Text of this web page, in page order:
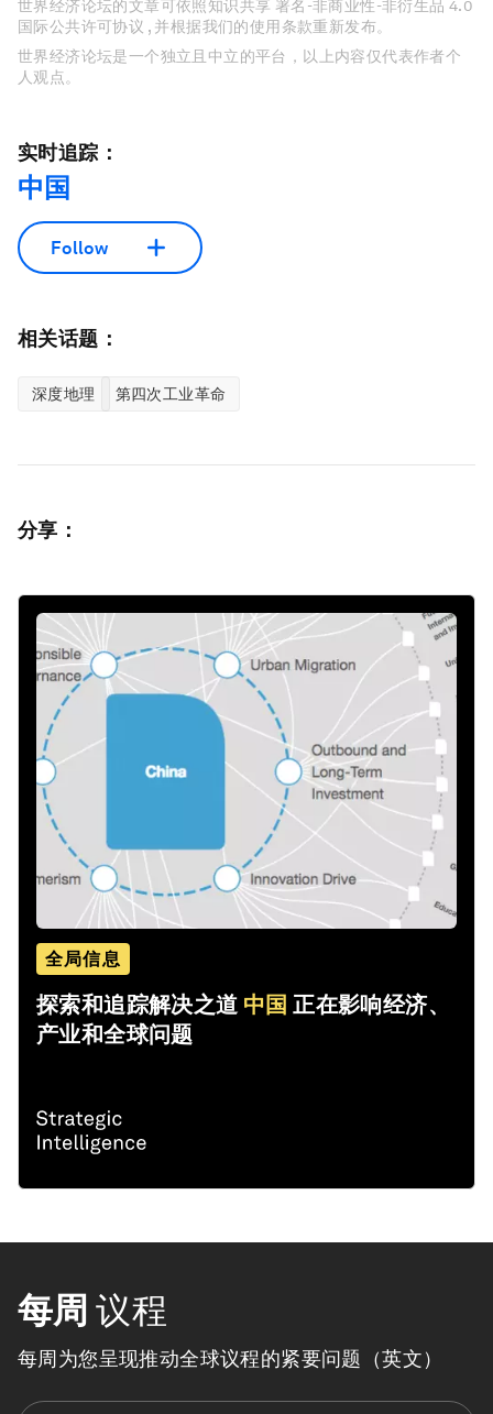
世界经济论坛的文章可依照知识共享 署名-非商业性-非衍生品 4.0
国际公共许可协议 , 并根据我们的使用条款重新发布。
世界经济论坛是一个独立且中立的平台，以上内容仅代表作者个
人观点。
实时追踪：
中国
Follow
相关话题：
深度地理 第四次工业革命
分享：
全局信息
探索和追踪解决之道 中国 正在影响经济、
产业和全球问题
每周 议程
每周为您呈现推动全球议程的紧要问题（英文）